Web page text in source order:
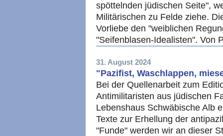
spöttelnden jüdischen Seite",
Militärischen zu Felde ziehe.
Vorliebe den "weiblichen
"Seifenblasen-Idealisten". Von
31. August 2024
"Pazifist, Waschlappen,
Bei der Quellenarbeit zum
Antimilitaristen aus jüdischen
Lebenshaus Schwäbische Alb
Texte zur Erhellung der
"Funde" werden wir an dieser